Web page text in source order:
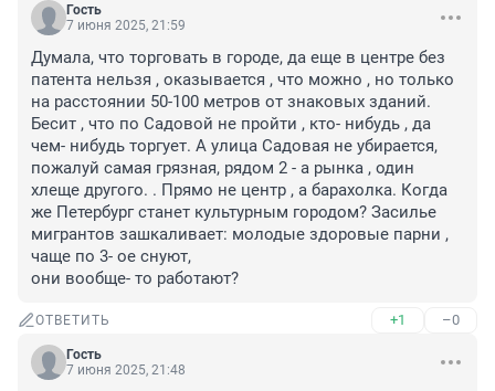
Гость
7 июня 2025, 21:59
Думала, что торговать в городе, да еще в центре без
патента нельзя , оказывается , что можно , но только
на расстоянии 50-100 метров от знаковых зданий.
Бесит , что по Садовой не пройти , кто- нибудь , да
чем- нибудь торгует. А улица Садовая не убирается,
пожалуй самая грязная, рядом 2 - а рынка , один
хлеще другого. . Прямо не центр , а барахолка. Когда
же Петербург станет культурным городом? Засилье
мигрантов зашкаливает: молодые здоровые парни ,
чаще по 3- ое снуют,
они вообще- то работают?
ОТВЕТИТЬ +1 –0
Гость
7 июня 2025, 21:48